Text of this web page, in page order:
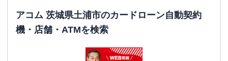
アコム 茨城県土浦市のカードローン自動契約
機・店舗・ATMを検索